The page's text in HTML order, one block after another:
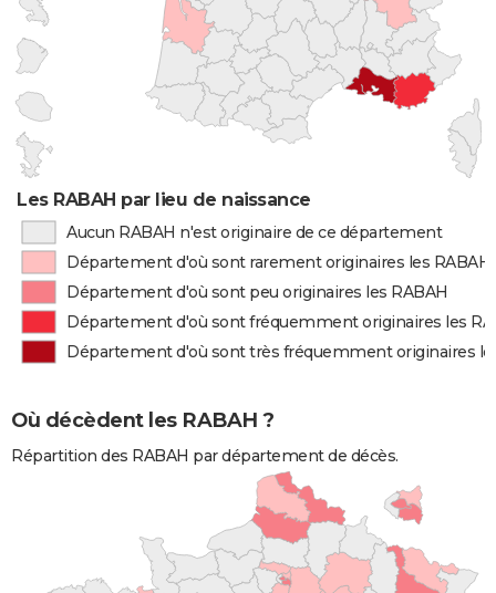
Les RABAH par lieu de naissance
Aucun RABAH n'est originaire de ce département
Département d'où sont rarement originaires les RABAH
Département d'où sont peu originaires les RABAH
Département d'où sont fréquemment originaires les
Département d'où sont très fréquemment originaires
Où décèdent les RABAH ?
Répartition des RABAH par département de décès.